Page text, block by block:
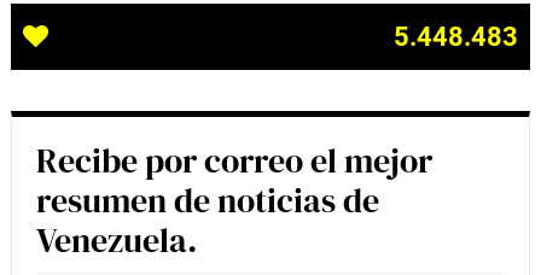
5.448.483
Recibe por correo el mejor
resumen de noticias de
Venezuela.